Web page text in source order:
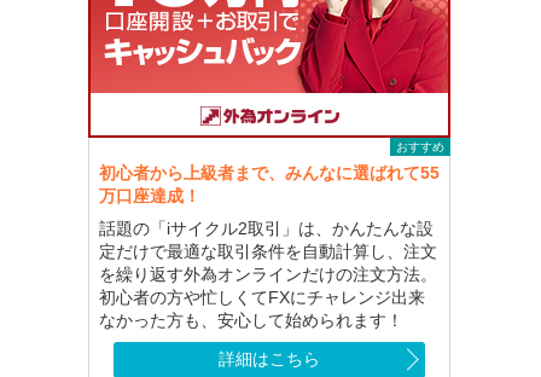
おすすめ
初心者から上級者まで、みんなに選ばれて55
万口座達成！
話題の「iサイクル2取引」は、かんたんな設
定だけで最適な取引条件を自動計算し、注文
を繰り返す外為オンラインだけの注文方法。
初心者の方や忙しくてFXにチャレンジ出来
なかった方も、安心して始められます！
詳細はこちら